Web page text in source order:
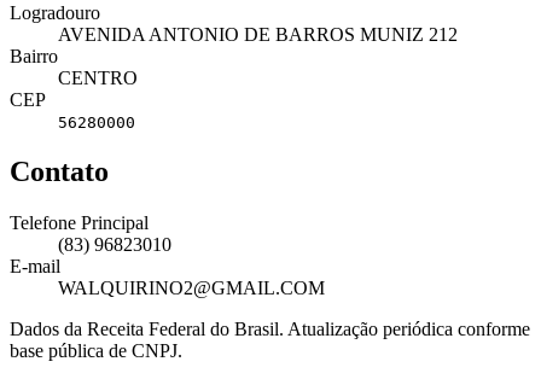
Logradouro
AVENIDA ANTONIO DE BARROS MUNIZ 212
Bairro
CENTRO
CEP
56280000
Contato
Telefone Principal
(83) 96823010
E-mail
WALQUIRINO2@GMAIL.COM
Dados da Receita Federal do Brasil. Atualização periódica conforme
base pública de CNPJ.